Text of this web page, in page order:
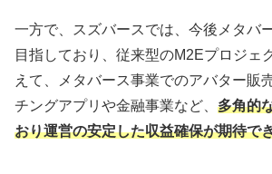
一方で、スズバースでは、今後メタバ
目指しており、従来型のM2Eプロジェ
えて、メタバース事業でのアバター販
チングアプリや金融事業など、 多角的
おり運営の安定した収益確保が期待で